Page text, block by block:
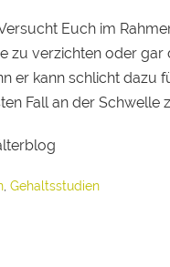
Euch im
zu verzichten oder gar
er kann schlicht dazu
Fall an der Schwelle
Gehaltsstudien